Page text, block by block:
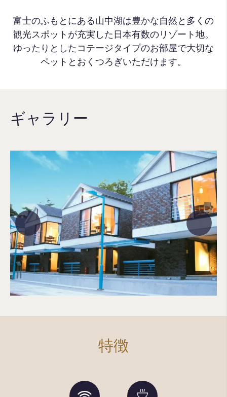
富士のふもとにある山中湖は豊かな自然と多くの
観光スポットが充実した日本有数のリゾート地。
ゆったりとしたコテージタイプのお部屋で大切な
ペットとおくつろぎいただけます。
ギャラリー
特徴